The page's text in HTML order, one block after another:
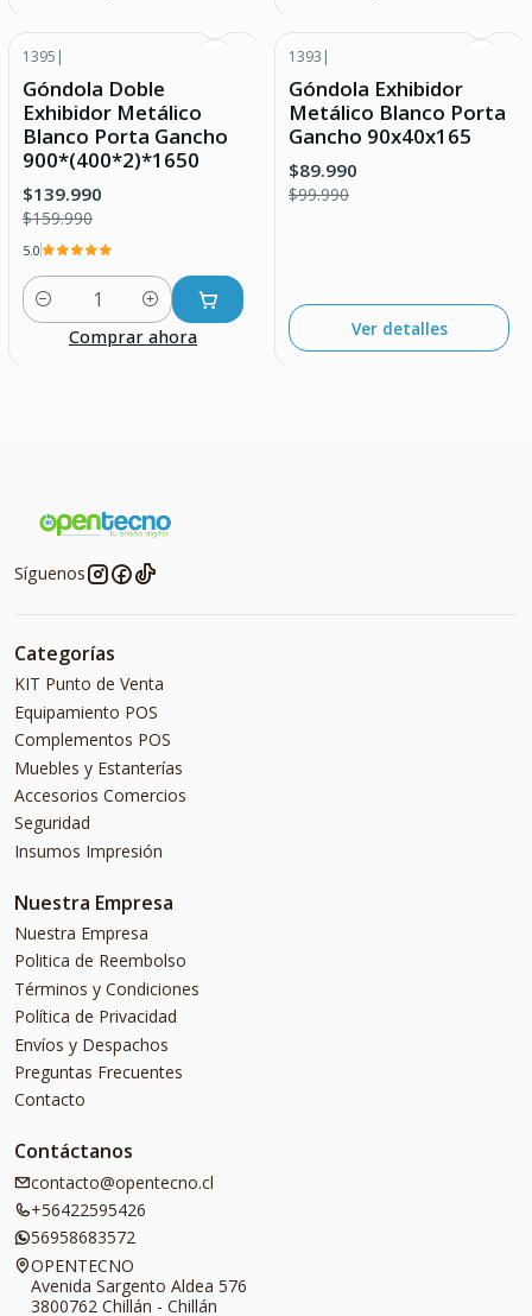
1395 |
Góndola Doble
Exhibidor Metálico
Blanco Porta Gancho
900*(400*2)*1650
$139.990
$159.990
5.0
Cantidad
Comprar ahora
Agotado
1393 |
Góndola Exhibidor
Metálico Blanco Porta
Gancho 90x40x165
$89.990
$99.990
Ver detalles
Síguenos
Categorías
KIT Punto de Venta
Equipamiento POS
Complementos POS
Muebles y Estanterías
Accesorios Comercios
Seguridad
Insumos Impresión
Nuestra Empresa
Nuestra Empresa
Politica de Reembolso
Términos y Condiciones
Política de Privacidad
Envíos y Despachos
Preguntas Frecuentes
Contacto
Contáctanos
contacto@opentecno.cl
+56422595426
56958683572
OPENTECNO
Avenida Sargento Aldea 576
3800762 Chillán - Chillán